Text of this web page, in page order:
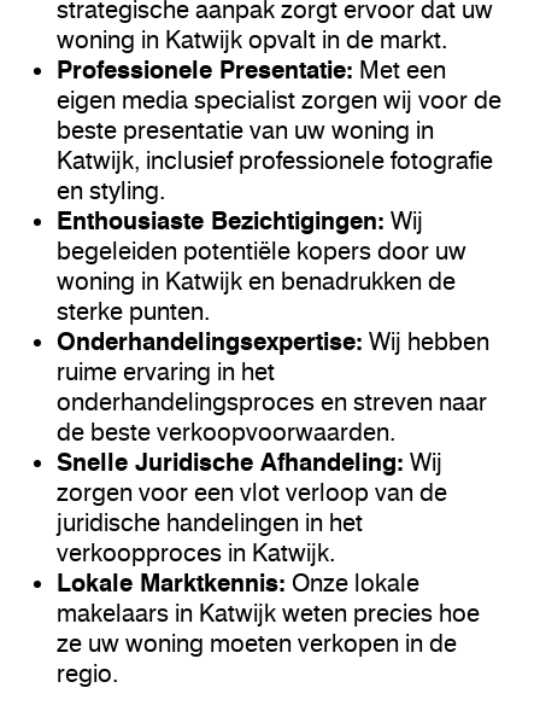
strategische aanpak zorgt ervoor dat uw
woning in Katwijk opvalt in de markt.
Professionele Presentatie: Met een
eigen media specialist zorgen wij voor de
beste presentatie van uw woning in
Katwijk, inclusief professionele fotografie
en styling.
Enthousiaste Bezichtigingen: Wij
begeleiden potentiële kopers door uw
woning in Katwijk en benadrukken de
sterke punten.
Onderhandelingsexpertise: Wij hebben
ruime ervaring in het
onderhandelingsproces en streven naar
de beste verkoopvoorwaarden.
Snelle Juridische Afhandeling: Wij
zorgen voor een vlot verloop van de
juridische handelingen in het
verkoopproces in Katwijk.
Lokale Marktkennis: Onze lokale
makelaars in Katwijk weten precies hoe
ze uw woning moeten verkopen in de
regio.